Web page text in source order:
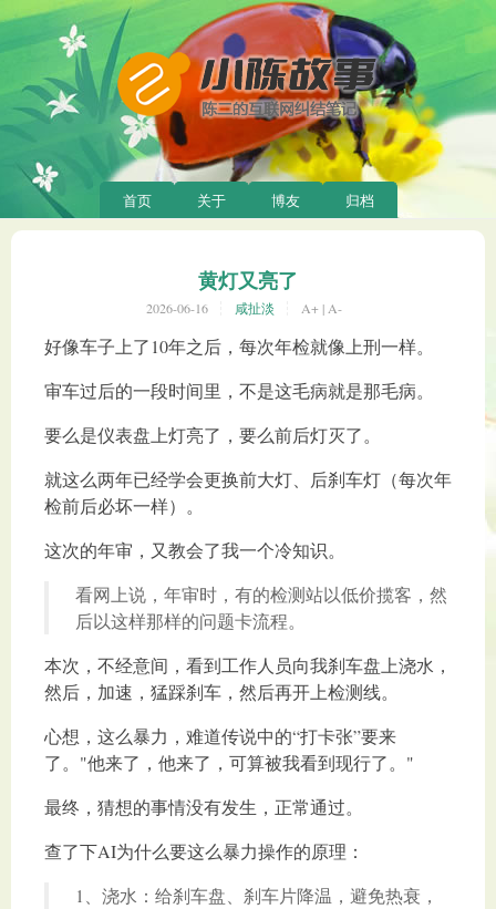
首页 关于 博友 归档
黄灯又亮了
2026-06-16 咸扯淡 A+ |A-
好像车子上了10年之后，每次年检就像上刑一样。
审车过后的一段时间里，不是这毛病就是那毛病。
要么是仪表盘上灯亮了，要么前后灯灭了。
就这么两年已经学会更换前大灯、后刹车灯（每次年
检前后必坏一样）。
这次的年审，又教会了我一个冷知识。
看网上说，年审时，有的检测站以低价揽客，然
后以这样那样的问题卡流程。
本次，不经意间，看到工作人员向我刹车盘上浇水，
然后，加速，猛踩刹车，然后再开上检测线。
心想，这么暴力，难道传说中的“打卡张”要来
了。"他来了，他来了，可算被我看到现行了。"
最终，猜想的事情没有发生，正常通过。
查了下AI为什么要这么暴力操作的原理：
1、浇水：给刹车盘、刹车片降温，避免热衰，